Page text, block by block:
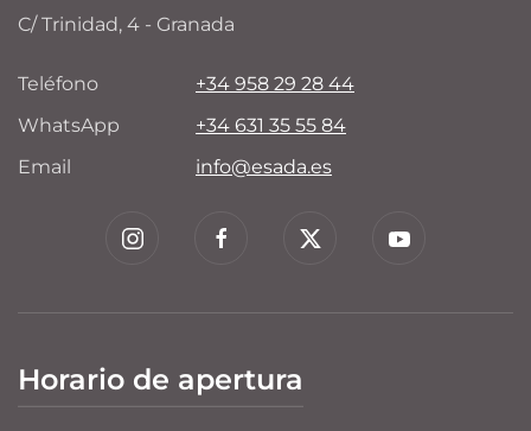
C/ Trinidad, 4 - Granada
Teléfono
+34 958 29 28 44
WhatsApp
+34 631 35 55 84
Email
info@esada.es
Horario de apertura